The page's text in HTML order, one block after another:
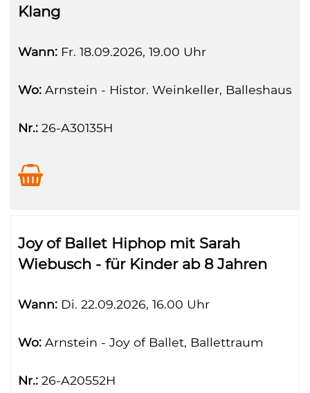
Klang
Wann: Fr. 18.09.2026, 19.00 Uhr
Wo: Arnstein - Histor. Weinkeller, Balleshaus
Nr.: 26-A30135H
Joy of Ballet Hiphop mit Sarah
Wiebusch - für Kinder ab 8 Jahren
Wann: Di. 22.09.2026, 16.00 Uhr
Wo: Arnstein - Joy of Ballet, Ballettraum
Nr.: 26-A20552H